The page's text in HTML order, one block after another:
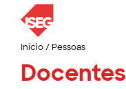
Início/ Pessoas
Docentes